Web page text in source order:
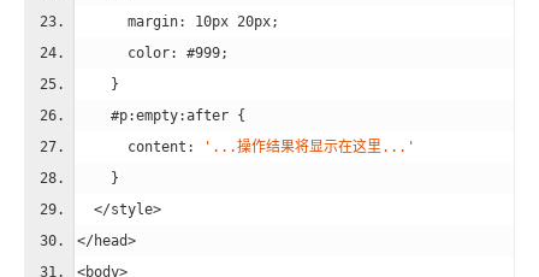
margin: 10px 20px;
color: #999;
    }
#p:empty:after {
content :
'...操作结果将显示在这里...'
    }
</style>
</head>
<body>